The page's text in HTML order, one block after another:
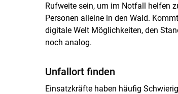
Rufweite sein, um im Notfall helfen
Personen alleine in den Wald.
digitale Welt Möglichkeiten, den
noch analog.
Unfallort finden
Einsatzkräfte haben häufig